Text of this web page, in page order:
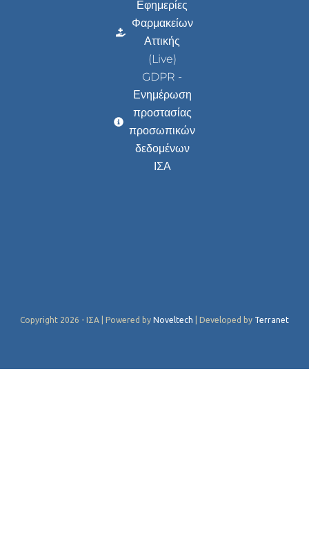
Εφημερίες
Φαρμακείων
Αττικής
(Live)
GDPR -
Ενημέρωση
προστασίας
προσωπικών
δεδομένων
ΙΣΑ
Copyright 2026 - ΙΣΑ | Powered by Noveltech | Developed by Terranet